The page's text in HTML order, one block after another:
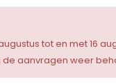
tot en met 16
aanvragen weer